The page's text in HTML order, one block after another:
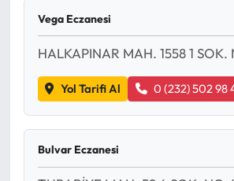
Vega Eczanesi
HALKAPINAR MAH. 1558 1 SOK.
Yol Tarifi Al 0 (232) 502 98
Bulvar Eczanesi